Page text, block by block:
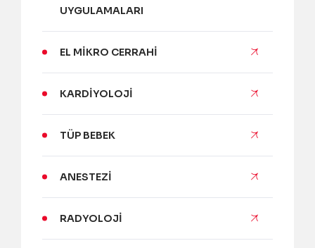
UYGULAMALARI
EL MIKRO CERRAHI
KARDIYOLOJI
TÜP BEBEK
ANESTEZI
RADYOLOJI